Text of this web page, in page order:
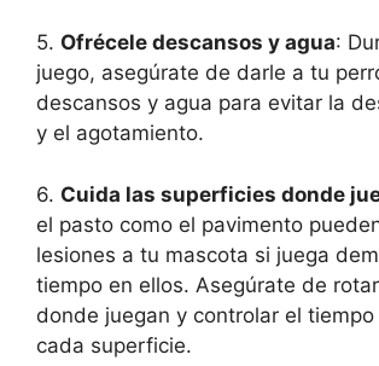
5. Ofrécele descansos y agua:
juego, asegúrate de darle a tu
descansos y agua para evitar la
y el agotamiento.
6. Cuida las superficies donde
el pasto como el pavimento
lesiones a tu mascota si juega
tiempo en ellos. Asegúrate de
donde juegan y controlar el
cada superficie.